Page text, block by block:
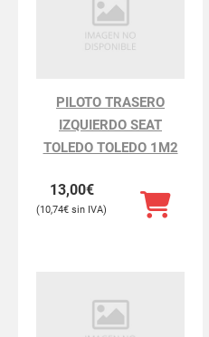
PILOTO TRASERO
IZQUIERDO SEAT
TOLEDO TOLEDO 1M2
13,00€
10,74€